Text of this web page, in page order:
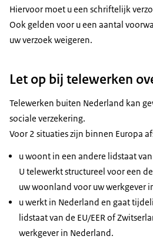
Hiervoor moet u een schriftelijk
Ook gelden voor u een aantal
uw verzoek weigeren.
Let op bij telewerken
Telewerken buiten Nederland kan
sociale verzekering.
Voor 2 situaties zijn binnen Europa
u woont in een andere lidstaat
U telewerkt structureel voor een
uw woonland voor uw werkgever
u werkt in Nederland en gaat
lidstaat van de EU/EER of
werkgever in Nederland.